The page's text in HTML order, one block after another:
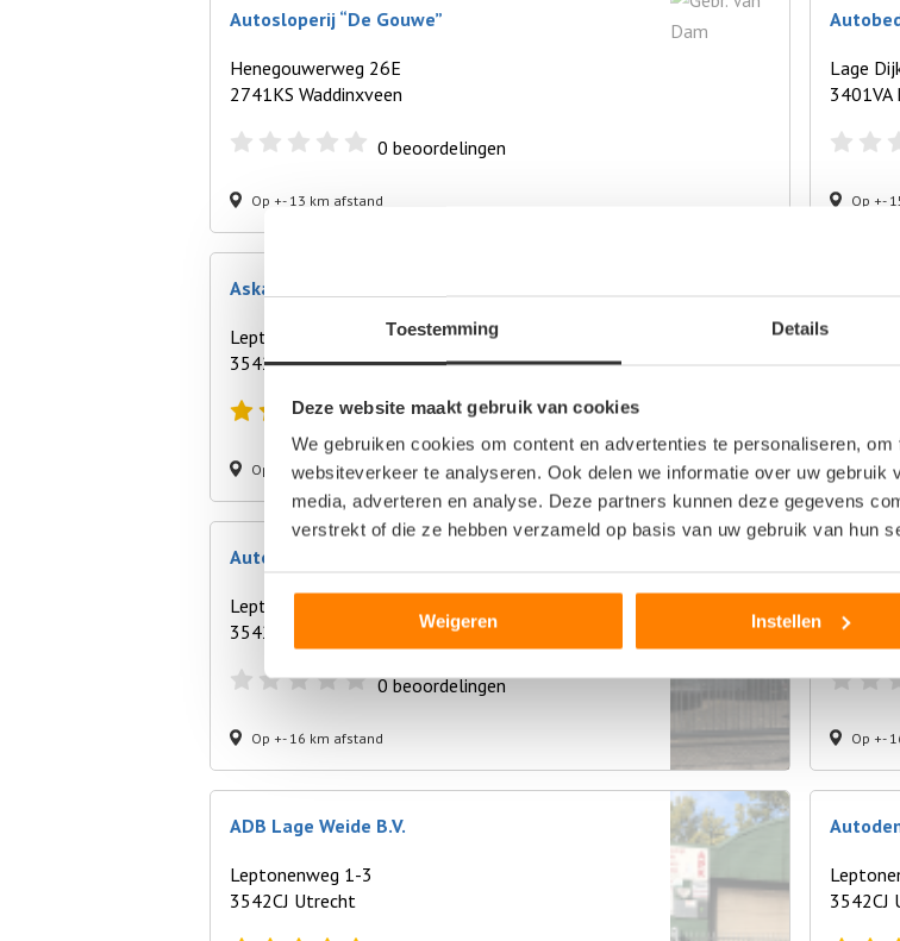
Toestemming Details
Deze website maakt gebruik van cookies
We gebruiken cookies om content en advertenties te personaliseren,
websiteverkeer te analyseren. Ook delen we informatie over uw
media, adverteren en analyse. Deze partners kunnen deze gegevens
verstrekt of die ze hebben verzameld op basis van uw gebruik van hun
Weigeren Instellen
Autosloperij “De Gouwe”
Henegouwerweg 26E
2741KS Waddinxveen
0 beoordelingen
Op +- 13 km afstand
Lage
3401VA
Op +-
Askar Auto-Demontagebedrijf
Leptonenweg 15
3542CJ Den Dolder
1beoordeling
Op +- 16 km afstand Op +-
Autosloperij Utrecht
Leptonenweg 6
3542CJ Utrecht
0beoordelingen
Op +- 16 km afstand
3542CJ
Op +-
ADB Lage Weide B.V.
Leptonenweg 1-3
3542CJ Utrecht
3542CJ